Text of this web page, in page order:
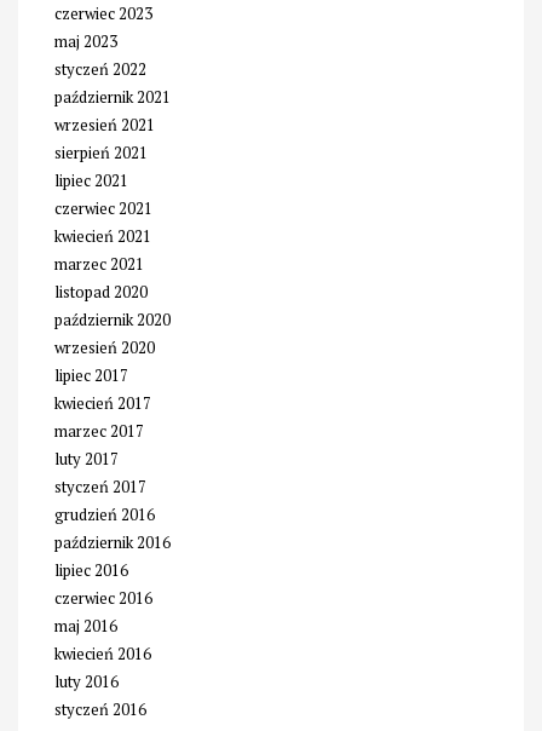
czerwiec 2023
maj 2023
styczeń 2022
październik 2021
wrzesień 2021
sierpień 2021
lipiec 2021
czerwiec 2021
kwiecień 2021
marzec 2021
listopad 2020
październik 2020
wrzesień 2020
lipiec 2017
kwiecień 2017
marzec 2017
luty 2017
styczeń 2017
grudzień 2016
październik 2016
lipiec 2016
czerwiec 2016
maj 2016
kwiecień 2016
luty 2016
styczeń 2016